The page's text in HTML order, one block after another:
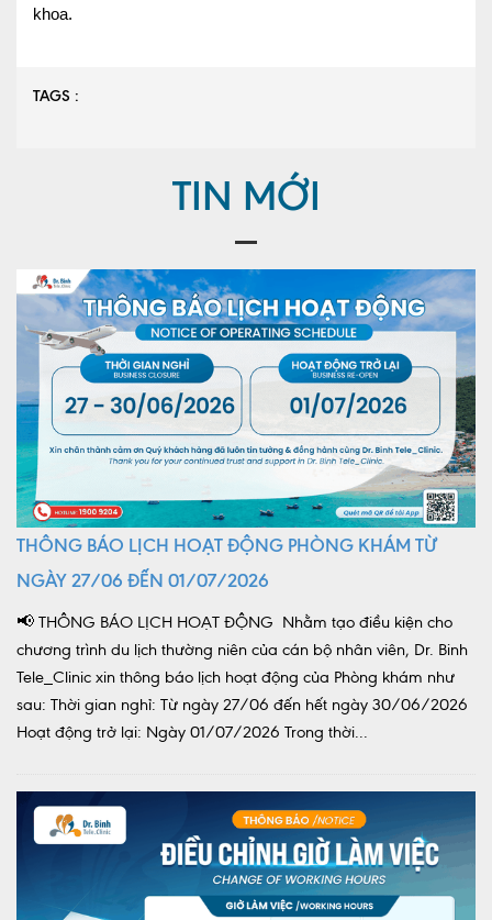
khoa.
TAGS :
TIN MỚI
THÔNG BÁO LỊCH HOẠT ĐỘNG PHÒNG KHÁM TỪ
NGÀY 27/06 ĐẾN 01/07/2026
📢 THÔNG BÁO LỊCH HOẠT ĐỘNG Nhằm tạo điều kiện cho
chương trình du lịch thường niên của cán bộ nhân viên, Dr. Binh
Tele_Clinic xin thông báo lịch hoạt động của Phòng khám như
sau: Thời gian nghỉ: Từ ngày 27/06 đến hết ngày 30/06/2026
Hoạt động trở lại: Ngày 01/07/2026 Trong thời...